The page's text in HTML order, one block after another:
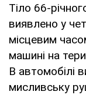
Тіло 66-
виявлено у
місцевим
машині на
В автомобілі
мисливську